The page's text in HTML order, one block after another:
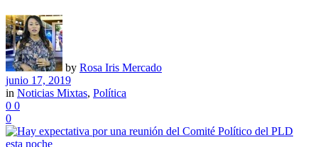
by Rosa Iris Mercado
junio 17, 2019
in Noticias Mixtas, Política
0 0
0